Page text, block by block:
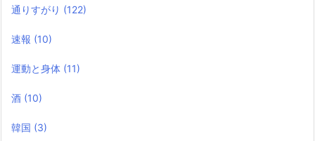
通りすがり (122)
速報 (10)
運動と身体 (11)
酒 (10)
韓国 (3)